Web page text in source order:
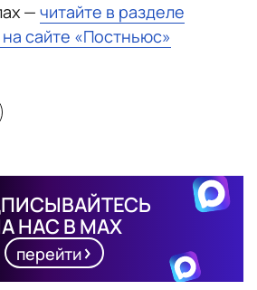
— читайте в разделе
сайте «Постньюс»
НАС В MAX
перейти